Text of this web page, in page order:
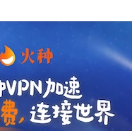
支持 [0] 反对[0]